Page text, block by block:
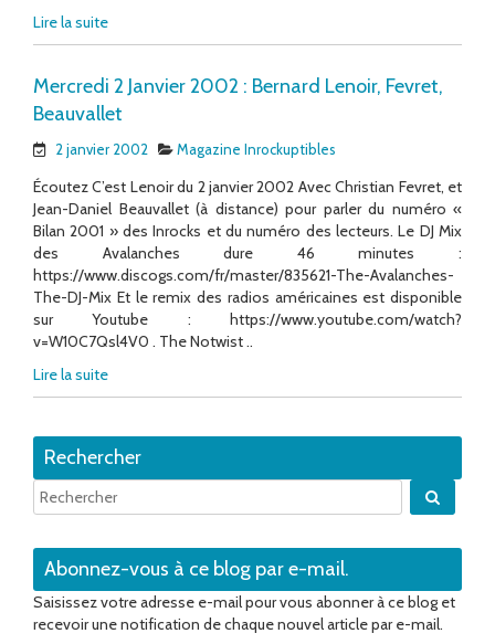
Lire la suite
Mercredi 2 Janvier 2002 : Bernard Lenoir, Fevret,
Beauvallet
2 janvier 2002 Magazine Inrockuptibles
Écoutez C’est Lenoir du 2 janvier 2002 Avec Christian Fevret, et
Jean-Daniel Beauvallet (à distance) pour parler du numéro «
Bilan 2001 » des Inrocks et du numéro des lecteurs. Le DJ Mix
des Avalanches dure 46 minutes :
https://www.discogs.com/fr/master/835621-The-Avalanches-
The-DJ-Mix Et le remix des radios américaines est disponible
sur Youtube : https://www.youtube.com/watch?
v=W10C7Qsl4V0 . The Notwist ..
Lire la suite
Rechercher
Abonnez-vous à ce blog par e-mail.
Saisissez votre adresse e-mail pour vous abonner à ce blog et
recevoir une notification de chaque nouvel article par e-mail.